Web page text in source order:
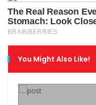
You Might Also Like!